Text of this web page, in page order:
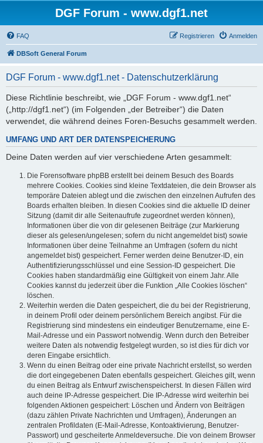
DGF Forum - www.dgf1.net
FAQ Anmelden
Registrieren
DBSoft General Forum
DGF Forum - www.dgf1.net - Datenschutzerklärung
Diese Richtlinie beschreibt, wie „DGF Forum - www.dgf1.net“
(„http://dgf1.net“) (im Folgenden „der Betreiber“) die Daten
verwendet, die während deines Foren-Besuchs gesammelt werden.
UMFANG UND ART DER DATENSPEICHERUNG
Deine Daten werden auf vier verschiedene Arten gesammelt:
Die Forensoftware phpBB erstellt bei deinem Besuch des Boards
mehrere Cookies. Cookies sind kleine Textdateien, die dein Browser als
temporäre Dateien ablegt und die zwischen den einzelnen Aufrufen des
Boards erhalten bleiben. In diesen Cookies sind die aktuelle ID deiner
Sitzung (damit dir alle Seitenaufrufe zugeordnet werden können),
Informationen über die von dir gelesenen Beiträge (zur Markierung
dieser als gelesen/ungelesen; sofern du nicht angemeldet bist) sowie
Informationen über deine Teilnahme an Umfragen (sofern du nicht
angemeldet bist) gespeichert. Ferner werden deine Benutzer-ID, ein
Authentifizierungsschlüssel und eine Session-ID gespeichert. Die
Cookies haben standardmäßig eine Gültigkeit von einem Jahr. Alle
Cookies kannst du jederzeit über die Funktion „Alle Cookies löschen“
löschen.
Weiterhin werden die Daten gespeichert, die du bei der Registrierung,
in deinem Profil oder deinem persönlichem Bereich angibst. Für die
Registrierung sind mindestens ein eindeutiger Benutzername, eine E-
Mail-Adresse und ein Passwort notwendig. Wenn durch den Betreiber
weitere Daten als notwendig festgelegt wurden, so ist dies für dich vor
deren Eingabe ersichtlich.
Wenn du einen Beitrag oder eine private Nachricht erstellst, so werden
die dort eingegebenen Daten ebenfalls gespeichert. Gleiches gilt, wenn
du einen Beitrag als Entwurf zwischenspeicherst. In diesen Fällen wird
auch deine IP-Adresse gespeichert. Die IP-Adresse wird weiterhin bei
folgenden Aktionen gespeichert: Löschen und Ändern von Beiträgen
(dazu zählen Private Nachrichten und Umfragen), Änderungen an
zentralen Profildaten (E-Mail-Adresse, Kontoaktivierung, Benutzer-
Passwort) und gescheiterte Anmeldeversuche. Die von deinem Browser